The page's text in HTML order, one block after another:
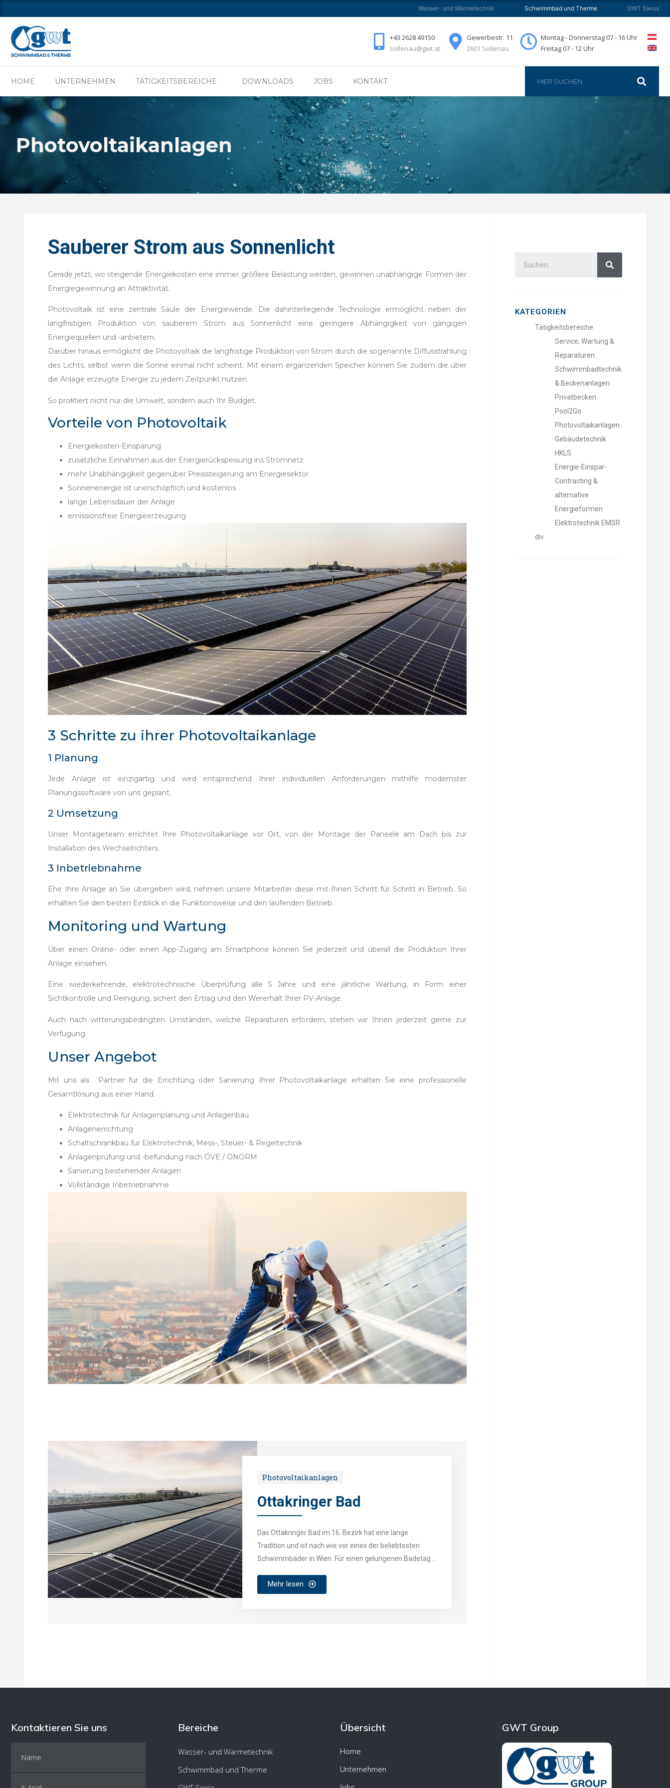
Wasser- und Wärmetechnik Schwimmbad und Therme GWT Swiss
+43 2628 49150
sollenau@gwt.at
Gewerbestr. 11
2601 Sollenau
Montag - Donnerstag 07 - 16 Uhr
Freitag 07 - 12 Uhr
HOME UNTERNEHMEN TÄTIGKEITSBEREICHE DOWNLOADS JOBS KONTAKT
Photovoltaikanlagen
HOME UNTERNEHMEN TÄTIGKEITSBEREICHE DOWNLOADS JOBS KONTAKT
Sauberer Strom aus Sonnenlicht
Gerade jetzt, wo steigende Energiekosten eine immer größere Belastung werden, gewinnen unabhängige Formen der
Energiegewinnung an Attraktivität.
Photovoltaik ist eine zentrale Säule der Energiewende. Die dahinterliegende Technologie ermöglicht neben der
langfristigen Produktion von sauberem Strom aus Sonnenlicht eine geringere Abhängigkeit von gängigen
Energiequellen und -anbietern.
Darüber hinaus ermöglicht die Photovoltaik die langfristige Produktion von Strom durch die sogenannte Diffusstrahlung
des Lichts, selbst wenn die Sonne einmal nicht scheint. Mit einem ergänzenden Speicher können Sie zudem die über
die Anlage erzeugte Energie zu jedem Zeitpunkt nutzen.
So proﬁtiert nicht nur die Umwelt, sondern auch Ihr Budget.
Vorteile von Photovoltaik
Energiekosten-Einsparung
zusätzliche Einnahmen aus der Energierückspeisung ins Stromnetz
mehr Unabhängigkeit gegenüber Preissteigerung am Energiesektor
Sonnenenergie ist unerschöpflich und kostenlos
lange Lebensdauer der Anlage
emissionsfreie Energieerzeugung
3 Schritte zu ihrer Photovoltaikanlage
1 Planung
Jede Anlage ist einzigartig und wird entsprechend Ihrer individuellen Anforderungen mithilfe modernster
Planungssoftware von uns geplant.
2 Umsetzung
Unser Montageteam errichtet Ihre Photovoltaikanlage vor Ort, von der Montage der Paneele am Dach bis zur
Installation des Wechselrichters.
3 Inbetriebnahme
Ehe Ihre Anlage an Sie übergeben wird, nehmen unsere Mitarbeiter diese mit Ihnen Schritt für Schritt in Betrieb. So
erhalten Sie den besten Einblick in die Funktionsweise und den laufenden Betrieb.
Monitoring und Wartung
Über einen Online- oder einen App-Zugang am Smartphone können Sie jederzeit und überall die Produktion Ihrer
Anlage einsehen.
Eine wiederkehrende, elektrotechnische Überprüfung alle 5 Jahre und eine jährliche Wartung, in Form einer
Sichtkontrolle und Reinigung, sichert den Ertrag und den Wererhalt Ihrer PV-Anlage.
Auch nach witterungsbedingten Umständen, welche Reparaturen erfordern, stehen wir Ihnen jederzeit gerne zur
Verfügung.
Unser Angebot
Mit uns als Partner für die Errichtung oder Sanierung Ihrer Photovoltaikanlage erhalten Sie eine professionelle
Gesamtlösung aus einer Hand.
Elektrotechnik für Anlagenplanung und Anlagenbau
Anlagenerrichtung
Schaltschrankbau für Elektrotechnik, Mess-, Steuer- & Regeltechnik
Anlagenprüfung und -befundung nach ÖVE / ÖNORM
Sanierung bestehender Anlagen
Vollständige Inbetriebnahme
Photovoltaikanlagen
Ottakringer Bad
Das Ottakringer Bad im 16. Bezirk hat eine lange
Tradition und ist nach wie vor eines der beliebtesten
Schwimmbäder in Wien. Für einen gelungenen Badetag ...
Mehr lesen
KATEGORIEN
Tätigkeitsbereiche
Service, Wartung &
Reparaturen
Schwimmbadtechnik
& Beckenanlagen
Privatbecken
Pool2Go
Photovoltaikanlagen
Gebäudetechnik
HKLS
Energie-Einspar-
Contracting &
alternative
Energieformen
Elektrotechnik EMSR
div
Kontaktieren Sie uns Bereiche
Wasser- und Wärmetechnik
Schwimmbad und Therme
Übersicht
Home
Unternehmen
GWT Group